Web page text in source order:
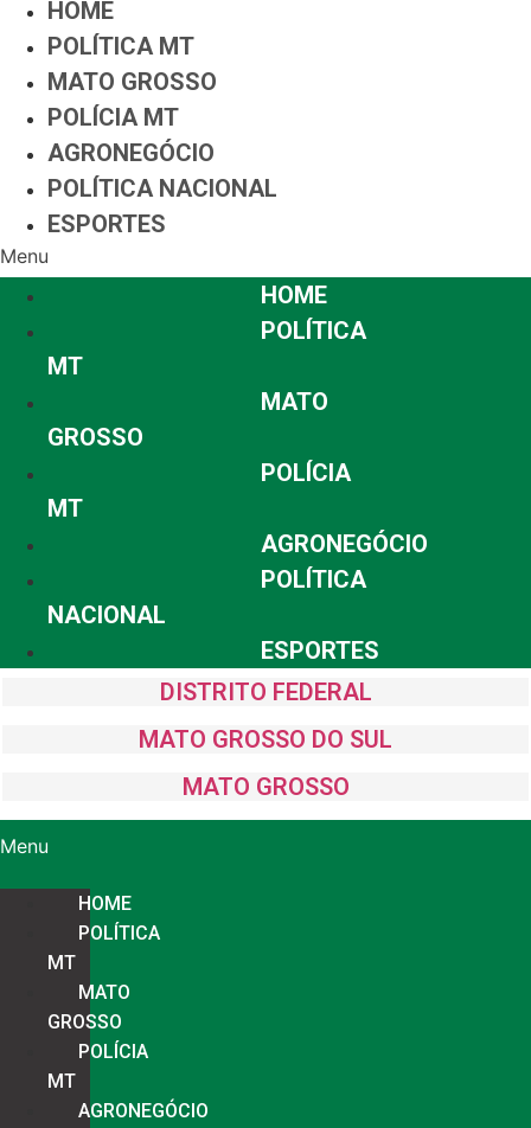
HOME
POLÍTICA MT
MATO GROSSO
POLÍCIA MT
AGRONEGÓCIO
POLÍTICA NACIONAL
ESPORTES
Menu
HOME
POLÍTICA
MT
MATO
GROSSO
POLÍCIA
MT
AGRONEGÓCIO
POLÍTICA
NACIONAL
ESPORTES
DISTRITO FEDERAL
MATO GROSSO DO SUL
MATO GROSSO
Menu
HOME
POLÍTICA
MT
MATO
GROSSO
POLÍCIA
MT
AGRONEGÓCIO